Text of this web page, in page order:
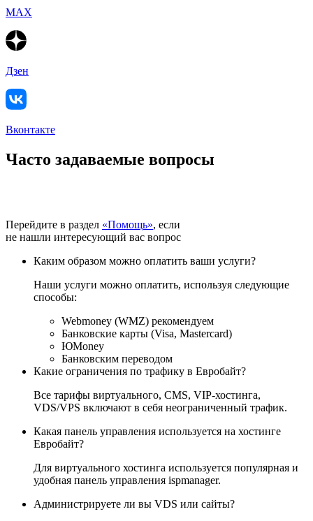
MAX
Дзен
Вконтакте
Часто задаваемые вопросы
Перейдите в раздел «Помощь», если
не нашли интересующий вас вопрос
Каким образом можно оплатить ваши услуги?
Наши услуги можно оплатить, используя следующие
способы:
Webmoney (WMZ) рекомендуем
Банковские карты (Visa, Mastercard)
ЮМоney
Банковским переводом
Какие ограничения по трафику в Евробайт?
Все тарифы виртуального, CMS, VIP-хостинга,
VDS/VPS включают в себя неограниченный трафик.
Какая панель управления используется на хостинге
Евробайт?
Для виртуального хостинга используется популярная и
удобная панель управления ispmanager.
Администрируете ли вы VDS или сайты?